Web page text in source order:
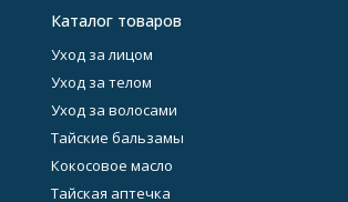
Каталог товаров
Уход за лицом
Уход за телом
Уход за волосами
Тайские бальзамы
Кокосовое масло
Тайская аптечка